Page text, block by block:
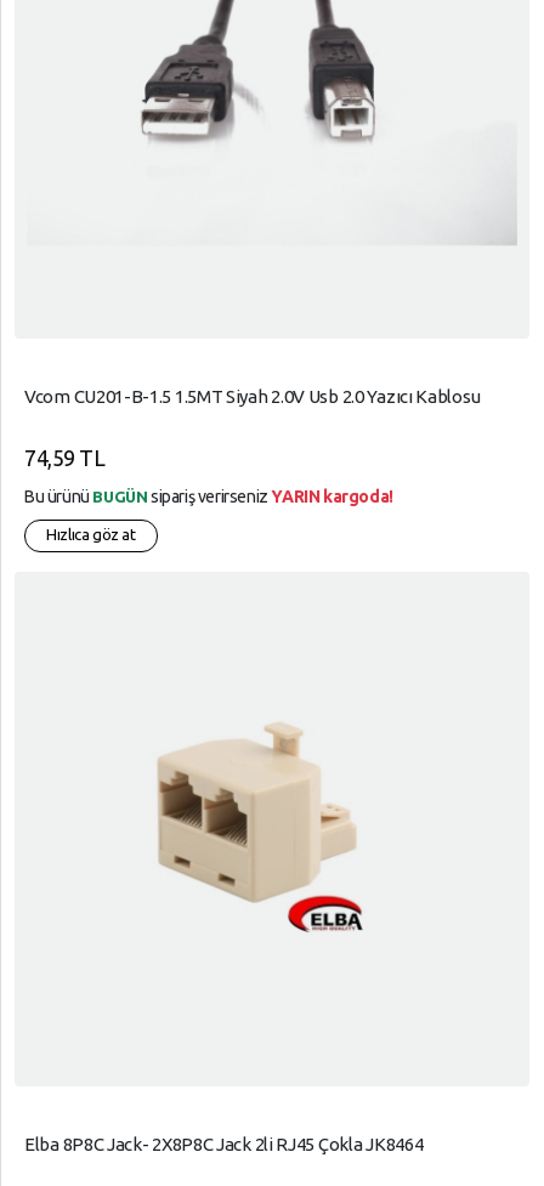
Vcom CU201-B-1.5 1.5MT Siyah 2.0V Usb 2.0 Yazıcı Kablosu
74,59 TL
Bu ürünü BUGÜN sipariş verirsenizYARIN kargoda!
Hızlıca göz at
Elba 8P8C Jack- 2X8P8C Jack 2li RJ45 Çokla JK8464